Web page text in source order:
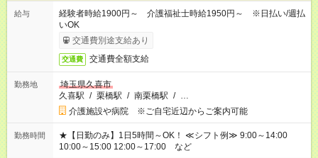
給与
経験者時給1900円～ 介護福祉士時給1950円～ ※日払い/週払
いOK
交通費別途支給あり
交通費 交通費全額支給
勤務地
埼玉県久喜市
久喜駅 / 栗橋駅 / 南栗橋駅 / …
介護施設や病院 ※ご自宅近辺からご案内可能
勤務時間
★【日勤のみ】1日5時間～OK！ ≪シフト例≫ 9:00～14:00
10:00～15:00 12:00～17:00 など